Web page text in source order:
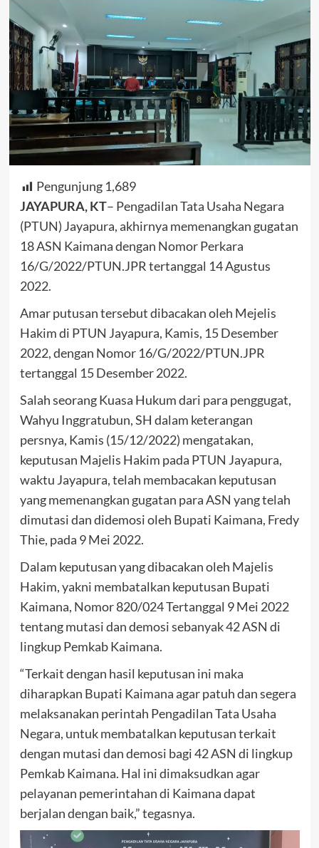
Pengunjung 1,689
JAYAPURA, KT– Pengadilan Tata Usaha Negara
(PTUN) Jayapura, akhirnya memenangkan gugatan
18 ASN Kaimana dengan Nomor Perkara
16/G/2022/PTUN.JPR tertanggal 14 Agustus
2022.
Amar putusan tersebut dibacakan oleh Mejelis
Hakim di PTUN Jayapura, Kamis, 15 Desember
2022, dengan Nomor 16/G/2022/PTUN.JPR
tertanggal 15 Desember 2022.
Salah seorang Kuasa Hukum dari para penggugat,
Wahyu Inggratubun, SH dalam keterangan
persnya, Kamis (15/12/2022) mengatakan,
keputusan Majelis Hakim pada PTUN Jayapura,
waktu Jayapura, telah membacakan keputusan
yang memenangkan gugatan para ASN yang telah
dimutasi dan didemosi oleh Bupati Kaimana, Fredy
Thie, pada 9 Mei 2022.
Dalam keputusan yang dibacakan oleh Majelis
Hakim, yakni membatalkan keputusan Bupati
Kaimana, Nomor 820/024 Tertanggal 9 Mei 2022
tentang mutasi dan demosi sebanyak 42 ASN di
lingkup Pemkab Kaimana.
“Terkait dengan hasil keputusan ini maka
diharapkan Bupati Kaimana agar patuh dan segera
melaksanakan perintah Pengadilan Tata Usaha
Negara, untuk membatalkan keputusan terkait
dengan mutasi dan demosi bagi 42 ASN di lingkup
Pemkab Kaimana. Hal ini dimaksudkan agar
pelayanan pemerintahan di Kaimana dapat
berjalan dengan baik,” tegasnya.